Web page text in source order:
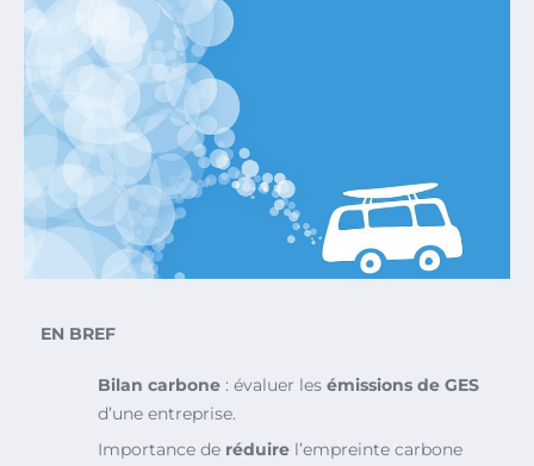
EN BREF
Bilan carbone : évaluer les émissions de GES
d’une entreprise.
Importance de réduire l’empreinte carbone